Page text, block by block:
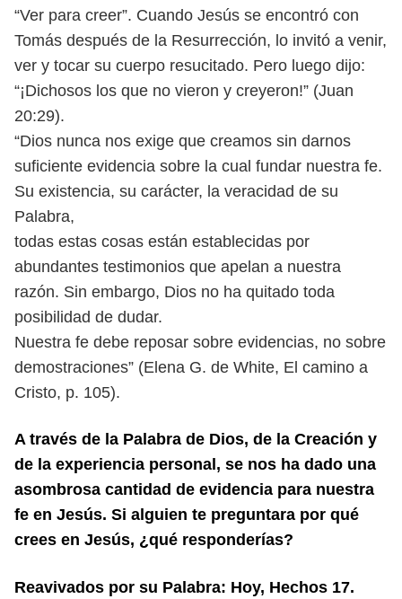
“Ver para creer”. Cuando Jesús se encontró con
Tomás después de la Resurrección, lo invitó a venir,
ver y tocar su cuerpo resucitado. Pero luego dijo:
“¡Dichosos los que no vieron y creyeron!” (Juan
20:29).
“Dios nunca nos exige que creamos sin darnos
suficiente evidencia sobre la cual fundar nuestra fe.
Su existencia, su carácter, la veracidad de su
Palabra,
todas estas cosas están establecidas por
abundantes testimonios que apelan a nuestra
razón. Sin embargo, Dios no ha quitado toda
posibilidad de dudar.
Nuestra fe debe reposar sobre evidencias, no sobre
demostraciones” (Elena G. de White, El camino a
Cristo, p. 105).
A través de la Palabra de Dios, de la Creación y
de la experiencia personal, se nos ha dado una
asombrosa cantidad de evidencia para nuestra
fe en Jesús. Si alguien te preguntara por qué
crees en Jesús, ¿qué responderías?
Reavivados por su Palabra: Hoy, Hechos 17.